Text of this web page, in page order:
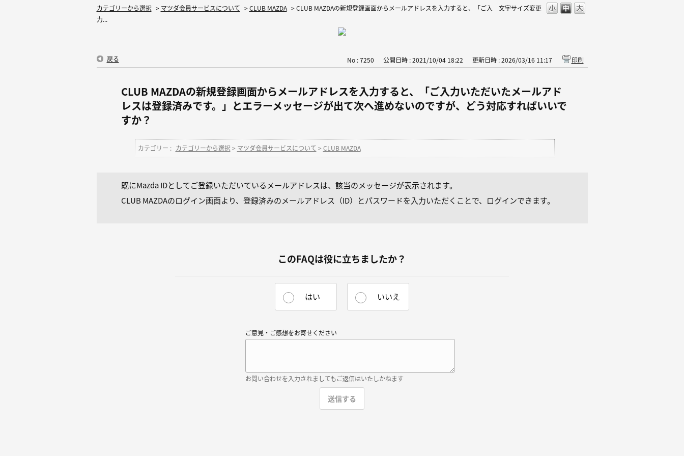
文字サイズ変更
カテゴリーから選択 > マツダ会員サービスについて >CLUB MAZDA >CLUB MAZDAの新規登録画面からメールアドレスを入力すると、「ご入
力...
戻る No : 7250 公開日時 : 2021/10/04 18:22 更新日時 : 2026/03/16 11:17 印刷
CLUB MAZDAの新規登録画面からメールアドレスを入力すると、「ご入力いただいたメールアド
レスは登録済みです。」とエラーメッセージが出て次へ進めないのですが、どう対応すればいいで
すか？
カテゴリー : カテゴリーから選択 > マツダ会員サービスについて > CLUB MAZDA
既にMazda IDとしてご登録いただいているメールアドレスは、該当のメッセージが表示されます。
CLUB MAZDAのログイン画面より、登録済みのメールアドレス（ID）とパスワードを入力いただくことで、ログインできます。
このFAQは役に立ちましたか？
はい いいえ
ご意見・ご感想をお寄せください
お問い合わせを入力されましてもご返信はいたしかねます